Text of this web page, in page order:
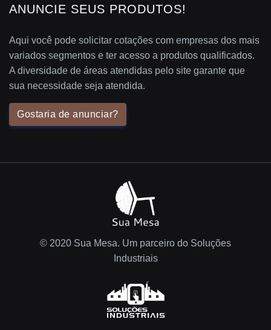
ANUNCIE SEUS PRODUTOS!
Aqui você pode solicitar cotações com empresas dos mais
variados segmentos e ter acesso a produtos qualificados.
A diversidade de áreas atendidas pelo site garante que
sua necessidade seja atendida.
Gostaria de anunciar?
© 2020 Sua Mesa. Um parceiro do Soluções
Industriais